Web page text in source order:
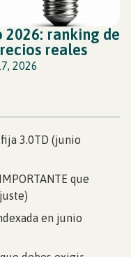
ranking de
reales
2026
3.0TD (junio
que
en junio